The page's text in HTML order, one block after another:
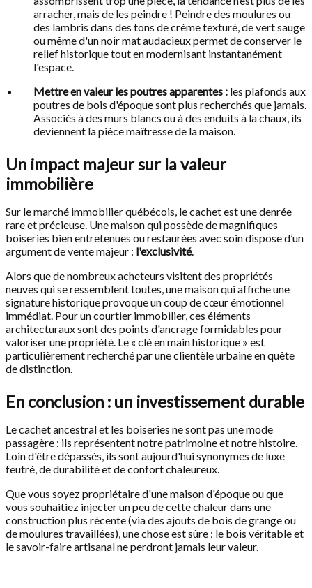
arracher, mais de les peindre ! Peindre des moulures ou
des lambris dans des tons de crème texturé, de vert sauge
ou même d'un noir mat audacieux permet de conserver le
relief historique tout en modernisant instantanément
l'espace.
Mettre en valeur les poutres apparentes : les plafonds aux
poutres de bois d'époque sont plus recherchés que jamais.
Associés à des murs blancs ou à des enduits à la chaux, ils
deviennent la pièce maîtresse de la maison.
Un impact majeur sur la valeur
immobilière
Sur le marché immobilier québécois, le cachet est une denrée
rare et précieuse. Une maison qui possède de magnifiques
boiseries bien entretenues ou restaurées avec soin dispose d’un
argument de vente majeur : l'exclusivité.
Alors que de nombreux acheteurs visitent des propriétés
neuves qui se ressemblent toutes, une maison qui affiche une
signature historique provoque un coup de cœur émotionnel
immédiat. Pour un courtier immobilier, ces éléments
architecturaux sont des points d'ancrage formidables pour
valoriser une propriété. Le « clé en main historique » est
particulièrement recherché par une clientèle urbaine en quête
de distinction.
En conclusion : un investissement durable
Le cachet ancestral et les boiseries ne sont pas une mode
passagère : ils représentent notre patrimoine et notre histoire.
Loin d'être dépassés, ils sont aujourd'hui synonymes de luxe
feutré, de durabilité et de confort chaleureux.
Que vous soyez propriétaire d'une maison d'époque ou que
vous souhaitiez injecter un peu de cette chaleur dans une
construction plus récente (via des ajouts de bois de grange ou
de moulures travaillées), une chose est sûre : le bois véritable et
le savoir-faire artisanal ne perdront jamais leur valeur.